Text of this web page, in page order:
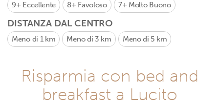
9+ Eccellente 8+ Favoloso 7+ Molto Buono
DISTANZA DAL CENTRO
Meno di 1 km Meno di 3 km Meno di 5 km
Risparmia con bed and
breakfast a Lucito